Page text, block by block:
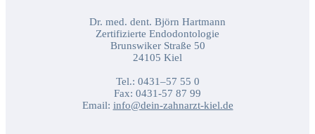
Dr. med. dent. Björn Hartmann
Zertifizierte Endodontologie
Brunswiker Straße 50
24105 Kiel
Tel.: 0431–57 55 0
Fax: 0431-57 87 99
Email: info@dein-zahnarzt-kiel.de